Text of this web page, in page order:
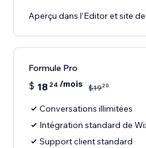
Aperçu dans l'Editor et site
Formule Pro
$ 18 24 /mois $1920
Conversations illimitées
Intégration standard de
Support client standard